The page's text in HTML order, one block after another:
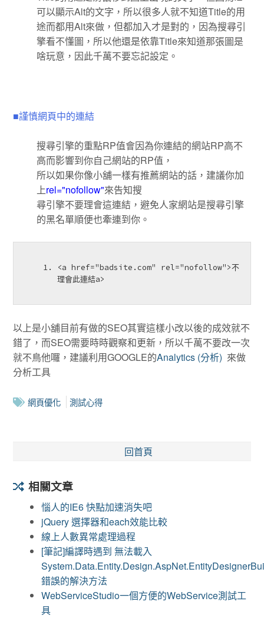
可以顯示Alt的文字，所以很多人就不知道Title的用
途而都用Alt來做，但都加入才是對的，因為搜尋引
擎看不懂圖，所以他還是依靠Title來知道那張圖是
啥玩意，因此千萬不要忘記設定。
■謹慎網頁中的連結
搜尋引擎的重點RP值會因為你連結的網站RP高不
高而影響到你自己網站的RP值，
所以如果你像小舖一樣有推薦網站的話，建議你加
上rel="nofollow"來告知搜
尋引擎不要理會這連結，避免人家網站是搜尋引擎
的黑名單順便也牽連到你。
<a href="badsite.com" rel="nofollow">不
理會此連結a>
以上是小舖目前有做的SEO其實這樣小改以後的成效就不
錯了，而SEO需要時時觀察和更新，所以千萬不要改一次
就不鳥他囉，建議利用GOOGLE的Analytics (分析) 來做
分析工具
網頁優化 測試心得
回首頁
相關文章
惱人的IE6 快點加速消失吧
jQuery 選擇器和each效能比較
線上人數異常處理過程
[筆記]編譯時遇到 無法載入
錯誤的解決方法
WebServiceStudio一個方便的WebService測試工
具